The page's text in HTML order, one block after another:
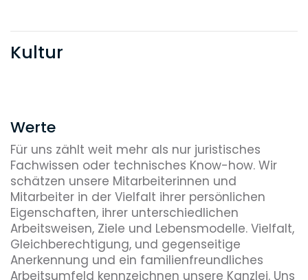
Kultur
Werte
Für uns zählt weit mehr als nur juristisches
Fachwissen oder technisches Know-how. Wir
schätzen unsere Mitarbeiterinnen und
Mitarbeiter in der Vielfalt ihrer persönlichen
Eigenschaften, ihrer unterschiedlichen
Arbeitsweisen, Ziele und Lebensmodelle. Vielfalt,
Gleichberechtigung, und gegenseitige
Anerkennung und ein familienfreundliches
Arbeitsumfeld kennzeichnen unsere Kanzlei. Uns